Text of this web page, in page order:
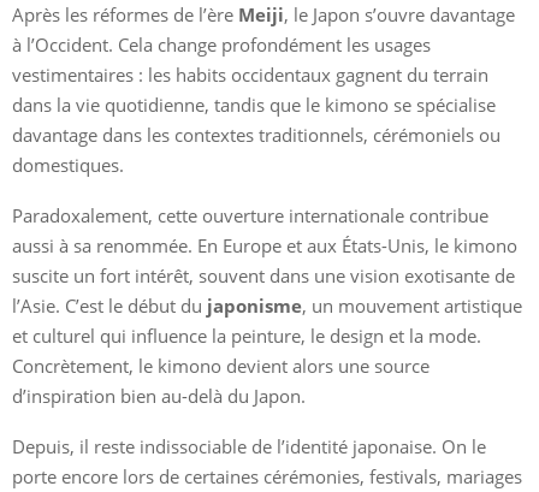
Après les réformes de l’ère Meiji, le Japon s’ouvre davantage
à l’Occident. Cela change profondément les usages
vestimentaires : les habits occidentaux gagnent du terrain
dans la vie quotidienne, tandis que le kimono se spécialise
davantage dans les contextes traditionnels, cérémoniels ou
domestiques.
Paradoxalement, cette ouverture internationale contribue
aussi à sa renommée. En Europe et aux États-Unis, le kimono
suscite un fort intérêt, souvent dans une vision exotisante de
l’Asie. C’est le début du japonisme, un mouvement artistique
et culturel qui influence la peinture, le design et la mode.
Concrètement, le kimono devient alors une source
d’inspiration bien au-delà du Japon.
Depuis, il reste indissociable de l’identité japonaise. On le
porte encore lors de certaines cérémonies, festivals, mariages